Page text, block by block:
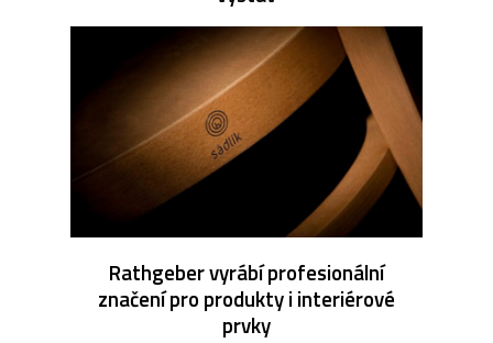
Rathgeber vyrábí profesionální
značení pro produkty i interiérové
prvky